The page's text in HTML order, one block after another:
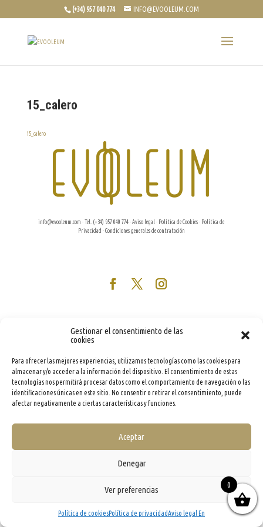
Gestionar el consentimiento de las
cookies
Para ofrecer las mejores experiencias, utilizamos tecnologías como las cookies para
almacenar y/o acceder a la información del dispositivo. El consentimiento de estas
tecnologías nos permitirá procesar datos como el comportamiento de navegación o las
identificaciones únicas en este sitio. No consentir o retirar el consentimiento, puede
afectar negativamente a ciertas características y funciones.
Aceptar
Denegar
Ver preferencias
Política de cookiesPolítica de privacidadAviso legal En
(+34) 957 040 774 INFO@EVOOLEUM.COM
15_calero
15_calero
info@evooleum.com · Tel. (+34) 957 040 774 ·Aviso legal · Política de Cookies· Política de
Privacidad ·Condiciones generales de contratación
0